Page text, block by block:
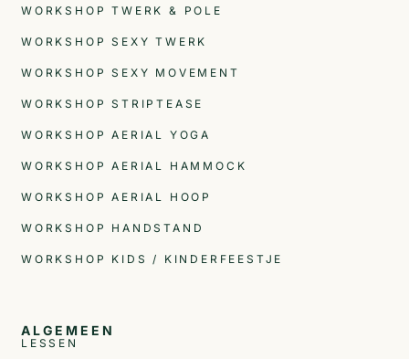
WORKSHOP TWERK & POLE
WORKSHOP SEXY TWERK
WORKSHOP SEXY MOVEMENT
WORKSHOP STRIPTEASE
WORKSHOP AERIAL YOGA
WORKSHOP AERIAL HAMMOCK
WORKSHOP AERIAL HOOP
WORKSHOP HANDSTAND
WORKSHOP KIDS / KINDERFEESTJE
ALGEMEEN
LESSEN